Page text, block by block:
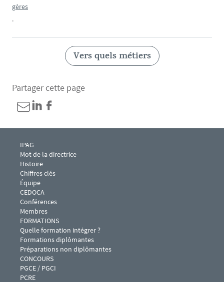
gères
.
Vers quels métiers
Partager cette page
Menu footer IPAG 1
IPAG
Mot de la directrice
Histoire
Chiffres clés
Équipe
CEDOCA
Conférences
Membres
Menu footer IPAG 2
FORMATIONS
Quelle formation intégrer ?
Formations diplômantes
Préparations non diplômantes
Menu footer IPAG 3
CONCOURS
PGCE / PGCI
PCRE